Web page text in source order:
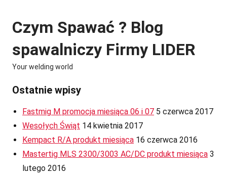
content
Czym Spawać ? Blog
spawalniczy Firmy LIDER
Your welding world
Ostatnie wpisy
Fastmig M promocja miesiąca 06 i 07 5 czerwca 2017
Wesołych Świąt 14 kwietnia 2017
Kempact R/A produkt miesiąca 16 czerwca 2016
Mastertig MLS 2300/3003 AC/DC produkt miesiąca 3
lutego 2016